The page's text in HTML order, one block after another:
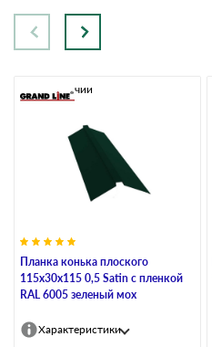
Планка конька плоского
115х30х115 0,5 Satin с пленкой
RAL 6005 зеленый мох
В наличии
Характеристики